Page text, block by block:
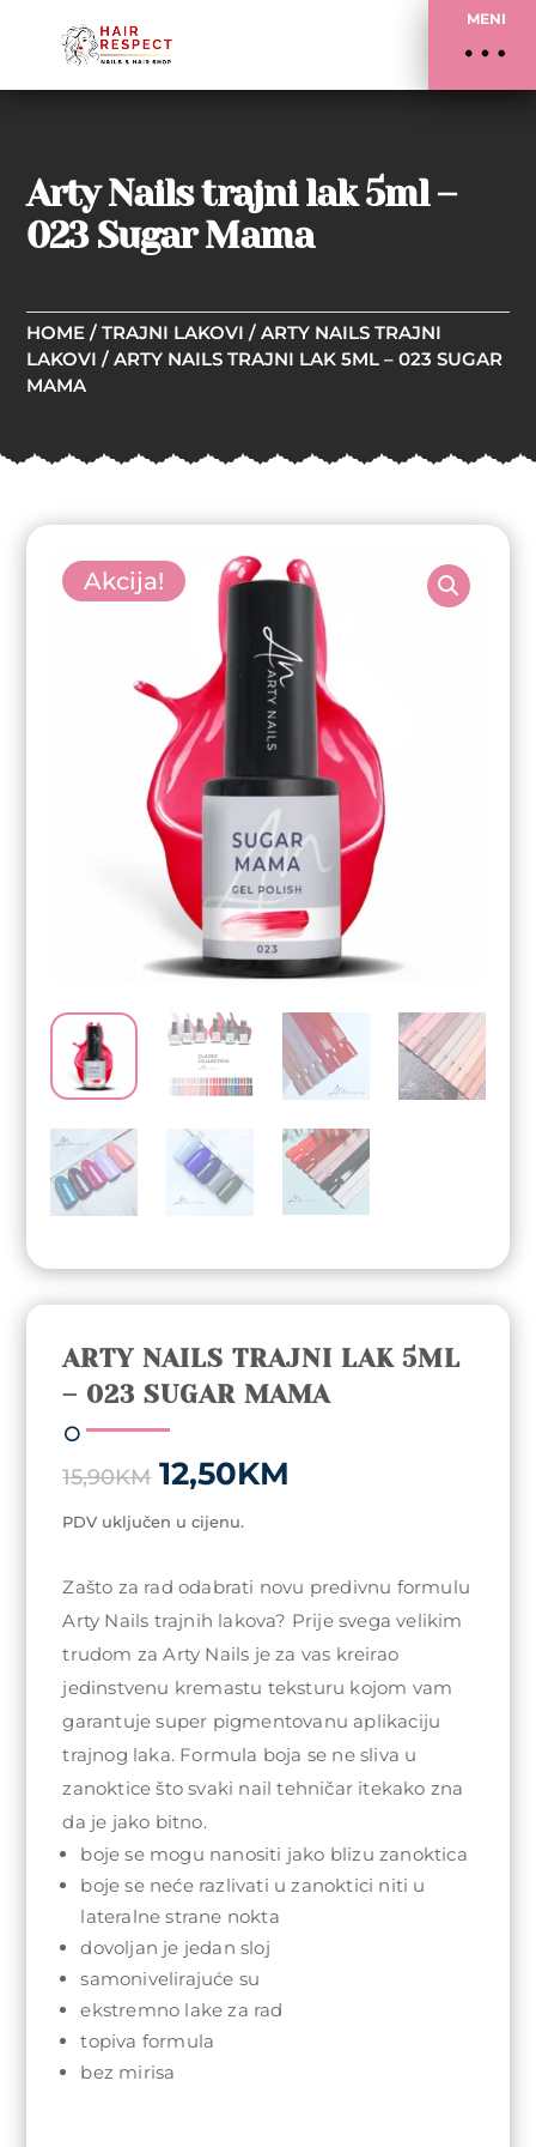
MENI
Arty Nails trajni lak 5ml –
023 Sugar Mama
HOME /TRAJNI LAKOVI /ARTY NAILS TRAJNI
LAKOVI / ARTY NAILS TRAJNI LAK 5ML – 023 SUGAR
MAMA
Akcija!
ARTY NAILS TRAJNI LAK 5ML
– 023 SUGAR MAMA
15,90KM Original
price
was:
12,50KM
PDV uključen u cijenu.
Zašto za rad odabrati novu predivnu formulu
Arty Nails trajnih lakova? Prije svega velikim
trudom za Arty Nails je za vas kreirao
jedinstvenu kremastu teksturu kojom vam
garantuje super pigmentovanu aplikaciju
trajnog laka. Formula boja se ne sliva u
zanoktice što svaki nail tehničar itekako zna
da je jako bitno.
boje se mogu nanositi jako blizu zanoktica
boje se neće razlivati u zanoktici niti u
lateralne strane nokta
dovoljan je jedan sloj
samonivelirajuće su
ekstremno lake za rad
topiva formula
bez mirisa